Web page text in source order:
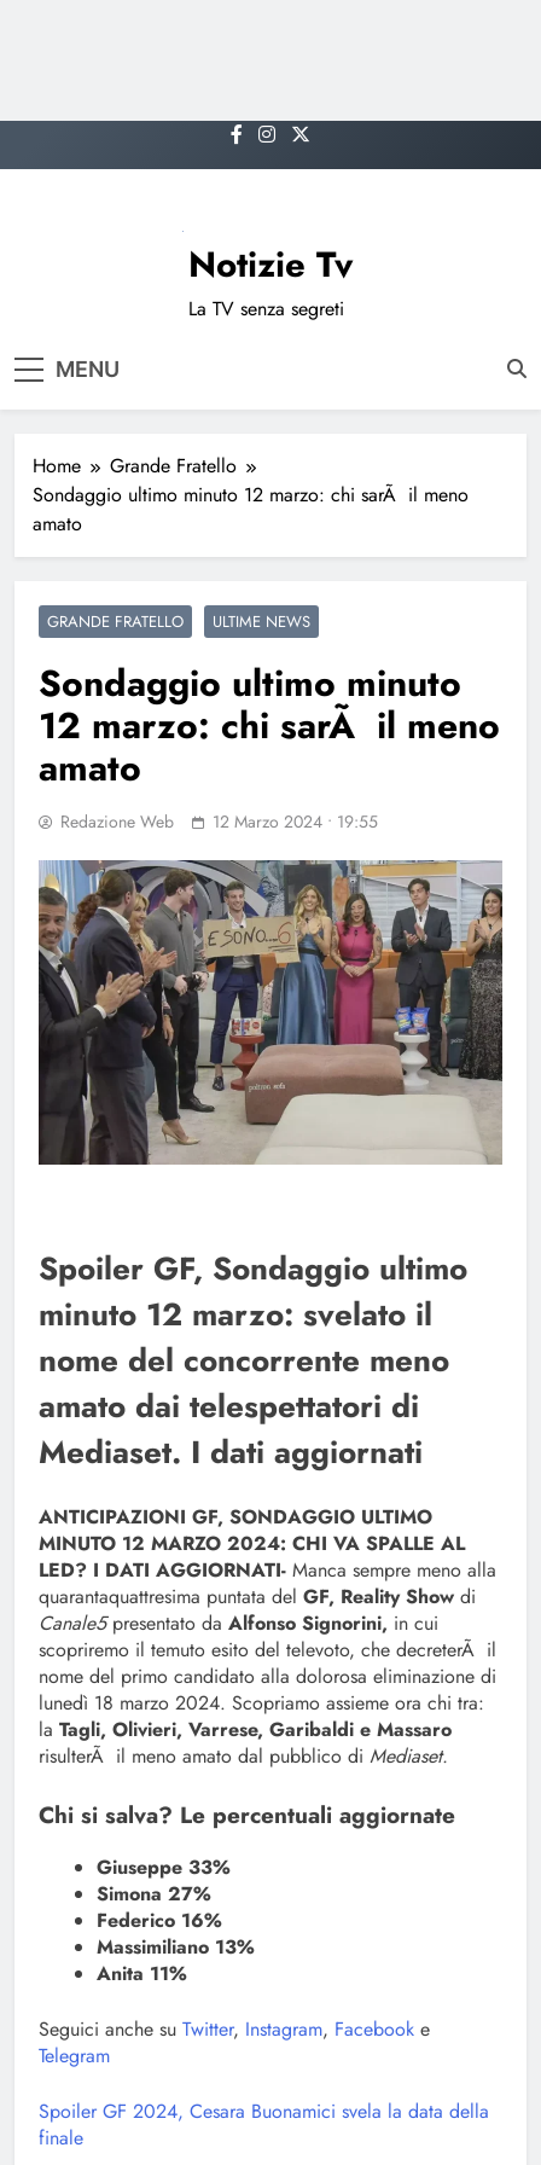
to
Notizie Tv
La TV senza segreti
MENU
Home
Grande Fratello
Sondaggio ultimo minuto 12 marzo: chi sarÃ il meno
amato
GRANDE FRATELLO ULTIME NEWS
Sondaggio ultimo minuto
12 marzo: chi sarÃ il meno
amato
Redazione Web 12 Marzo 2024 • 19:55
Spoiler GF, Sondaggio ultimo
minuto 12 marzo: svelato il
nome del concorrente meno
amato dai telespettatori di
Mediaset. I dati aggiornati
ANTICIPAZIONI GF, SONDAGGIO ULTIMO
MINUTO 12 MARZO 2024: CHI VA SPALLE AL
LED? I DATI AGGIORNATI- Manca sempre meno alla
quarantaquattresima puntata del GF, Reality Show di
Canale5presentato da Alfonso Signorini, in cui
scopriremo il temuto esito del televoto, che decreterÃ il
nome del primo candidato alla dolorosa eliminazione di
lunedì 18 marzo 2024. Scopriamo assieme ora chi tra:
la Tagli, Olivieri, Varrese, Garibaldi e Massaro
risulterÃ il meno amato dal pubblico di Mediaset.
Chi si salva? Le percentuali aggiornate
Giuseppe 33%
Simona 27%
Federico 16%
Massimiliano 13%
Anita 11%
Seguici anche su Twitter, Instagram, Facebook e
Telegram
Spoiler GF 2024, Cesara Buonamici svela la data della
finale